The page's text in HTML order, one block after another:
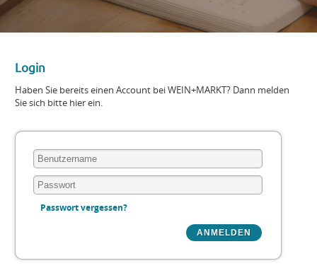
Login
Haben Sie bereits einen Account bei WEIN+MARKT? Dann melden
Sie sich bitte hier ein.
Passwort vergessen?